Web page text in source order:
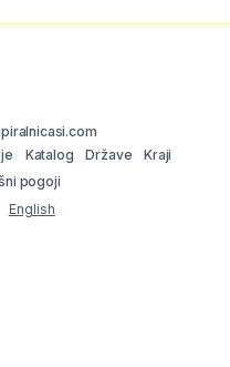
Katalog Države
Kraji
pogoji
English